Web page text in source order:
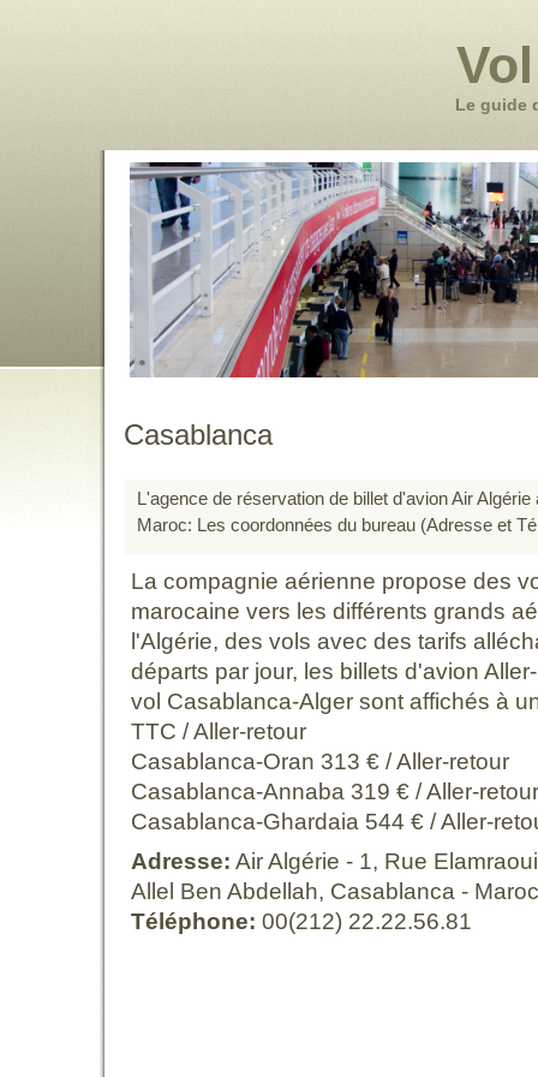
Le guide
Casablanca
L'agence de réservation de billet d'avion Air
Maroc: Les coordonnées du bureau (Adresse et
La compagnie aérienne propose des
marocaine vers les différents grands
l'Algérie, des vols avec des tarifs
départs par jour, les billets d'avion
vol Casablanca-Alger sont affichés à
TTC / Aller-retour
Casablanca-Oran 313 € / Aller-retour
Casablanca-Annaba 319 € / Aller-
Casablanca-Ghardaia 544 € / Aller-
Adresse: Air Algérie - 1, Rue
Allel Ben Abdellah, Casablanca -
Téléphone: 00(212) 22.22.56.81